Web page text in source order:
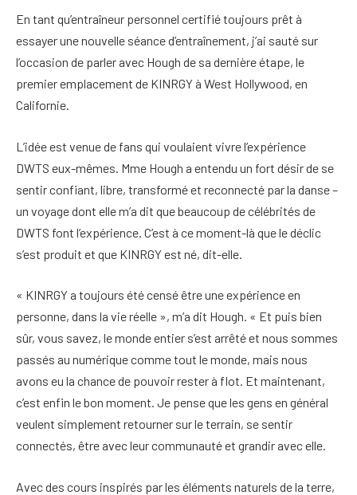
En tant qu’entraîneur personnel certifié toujours prêt à
essayer une nouvelle séance d’entraînement, j’ai sauté sur
l’occasion de parler avec Hough de sa dernière étape, le
premier emplacement de KINRGY à West Hollywood, en
Californie.
L’idée est venue de fans qui voulaient vivre l’expérience
DWTS eux-mêmes. Mme Hough a entendu un fort désir de se
sentir confiant, libre, transformé et reconnecté par la danse –
un voyage dont elle m’a dit que beaucoup de célébrités de
DWTS font l’expérience. C’est à ce moment-là que le déclic
s’est produit et que KINRGY est né, dit-elle.
« KINRGY a toujours été censé être une expérience en
personne, dans la vie réelle », m’a dit Hough. « Et puis bien
sûr, vous savez, le monde entier s’est arrêté et nous sommes
passés au numérique comme tout le monde, mais nous
avons eu la chance de pouvoir rester à flot. Et maintenant,
c’est enfin le bon moment. Je pense que les gens en général
veulent simplement retourner sur le terrain, se sentir
connectés, être avec leur communauté et grandir avec elle.
Avec des cours inspirés par les éléments naturels de la terre,